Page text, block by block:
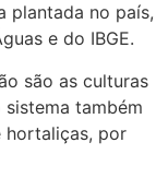
plantada no país,
e do IBGE.
são as culturas
também
hortaliças, por